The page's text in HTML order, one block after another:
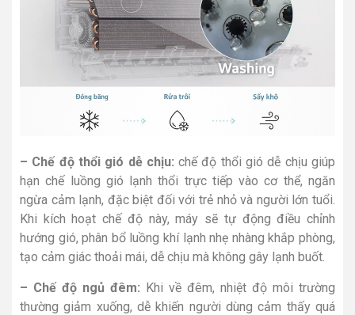
– Chế độ thổi gió dễ chịu: chế độ thổi gió dễ chịu giúp
hạn chế luồng gió lạnh thổi trực tiếp vào cơ thể, ngăn
ngừa cảm lạnh, đặc biệt đối với trẻ nhỏ và người lớn tuổi.
Khi kích hoạt chế độ này, máy sẽ tự động điều chỉnh
hướng gió, phân bổ luồng khí lạnh nhẹ nhàng khắp phòng,
tạo cảm giác thoải mái, dễ chịu mà không gây lạnh buốt.
– Chế độ ngủ đêm: Khi về đêm, nhiệt độ môi trường
thường giảm xuống, dễ khiến người dùng cảm thấy quá